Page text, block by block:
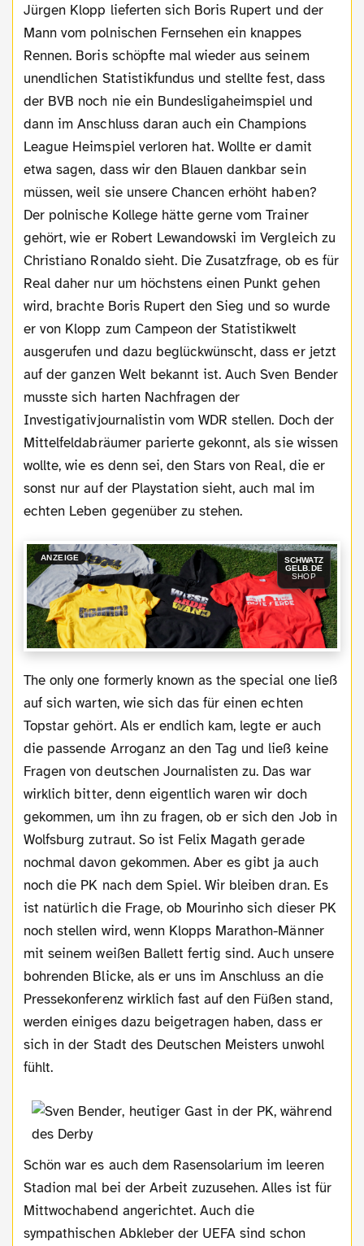
Jürgen Klopp lieferten sich Boris Rupert und der
Mann vom polnischen Fernsehen ein knappes
Rennen. Boris schöpfte mal wieder aus seinem
unendlichen Statistikfundus und stellte fest, dass
der BVB noch nie ein Bundesligaheimspiel und
dann im Anschluss daran auch ein Champions
League Heimspiel verloren hat. Wollte er damit
etwa sagen, dass wir den Blauen dankbar sein
müssen, weil sie unsere Chancen erhöht haben?
Der polnische Kollege hätte gerne vom Trainer
gehört, wie er Robert Lewandowski im Vergleich zu
Christiano Ronaldo sieht. Die Zusatzfrage, ob es für
Real daher nur um höchstens einen Punkt gehen
wird, brachte Boris Rupert den Sieg und so wurde
er von Klopp zum Campeon der Statistikwelt
ausgerufen und dazu beglückwünscht, dass er jetzt
auf der ganzen Welt bekannt ist. Auch Sven Bender
musste sich harten Nachfragen der
Investigativjournalistin vom WDR stellen. Doch der
Mittelfeldabräumer parierte gekonnt, als sie wissen
wollte, wie es denn sei, den Stars von Real, die er
sonst nur auf der Playstation sieht, auch mal im
echten Leben gegenüber zu stehen.
ANZEIGE
SCHWATZ
GELB.DE
SHOP
The only one formerly known as the special one ließ
auf sich warten, wie sich das für einen echten
Topstar gehört. Als er endlich kam, legte er auch
die passende Arroganz an den Tag und ließ keine
Fragen von deutschen Journalisten zu. Das war
wirklich bitter, denn eigentlich waren wir doch
gekommen, um ihn zu fragen, ob er sich den Job in
Wolfsburg zutraut. So ist Felix Magath gerade
nochmal davon gekommen. Aber es gibt ja auch
noch die PK nach dem Spiel. Wir bleiben dran. Es
ist natürlich die Frage, ob Mourinho sich dieser PK
noch stellen wird, wenn Klopps Marathon-Männer
mit seinem weißen Ballett fertig sind. Auch unsere
bohrenden Blicke, als er uns im Anschluss an die
Pressekonferenz wirklich fast auf den Füßen stand,
werden einiges dazu beigetragen haben, dass er
sich in der Stadt des Deutschen Meisters unwohl
fühlt.
Schön war es auch dem Rasensolarium im leeren
Stadion mal bei der Arbeit zuzusehen. Alles ist für
Mittwochabend angerichtet. Auch die
sympathischen Abkleber der UEFA sind schon